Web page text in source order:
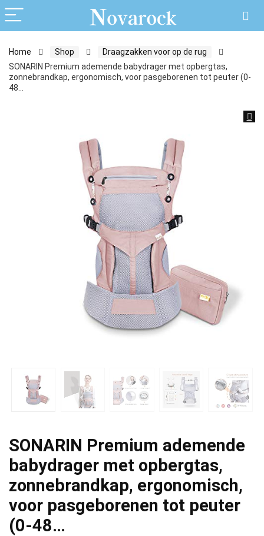
Home Shop
Draagzakken voor op de rug
SONARIN Premium ademende babydrager met opbergtas,
zonnebrandkap, ergonomisch, voor pasgeborenen tot peuter (0-
48…
SONARIN Premium ademende
babydrager met opbergtas,
zonnebrandkap, ergonomisch,
voor pasgeborenen tot peuter
(0-48…